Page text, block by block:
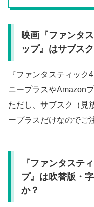
映画『ファンタ
ップ』はサブス
『ファンタスティッ
ニープラスやAmazon
ただし、サブスク（見
ープラスだけなのでご
『ファンタステ
プ』は吹替版・
か？